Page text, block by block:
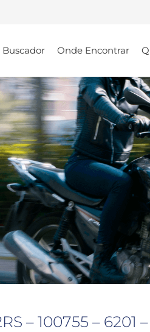
Buscador Onde Encontrar
– 100755 – 6201 –